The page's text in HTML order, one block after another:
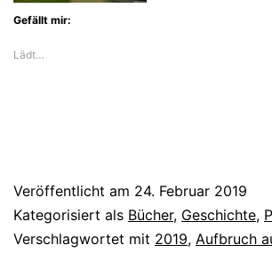
Gefällt mir:
Lädt…
Veröffentlicht am 24. Februar 2019
Kategorisiert als Bücher, Geschichte,
Verschlagwortet mit 2019, Aufbruch